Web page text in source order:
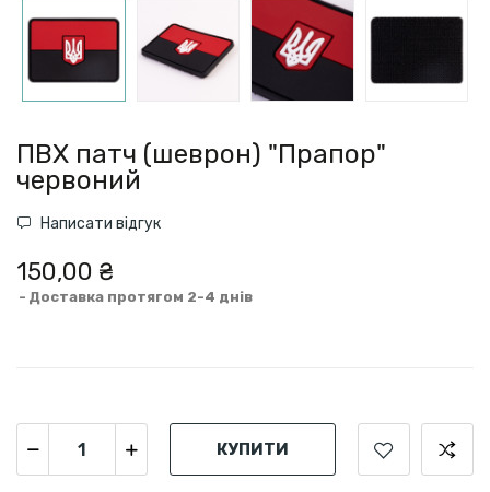
ПВХ патч (шеврон) "Прапор"
червоний
Написати відгук
150,00 ₴
Доставка протягом 2-4 днів
КУПИТИ